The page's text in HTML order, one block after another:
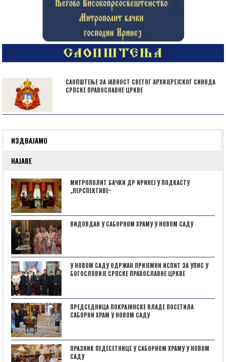
САОПШТЕЊЕ ЗА ЈАВНОСТ СВЕТОГ АРХИЈЕРЕЈСКОГ СИНОДА
СРПСКЕ ПРАВОСЛАВНЕ ЦРКВЕ
ИЗДВАЈАМО
НАЈАВЕ
МИТРОПОЛИТ БАЧКИ ДР ИРИНЕЈ У ПОДКАСТУ
„ПЕРСПЕКТИВЕˮ
ВИДОВДАН У САБОРНОМ ХРАМУ У НОВОМ САДУ
У НОВОМ САДУ ОДРЖАН ПРИЈЕМНИ ИСПИТ ЗА УПИС У
БОГОСЛОВИЈЕ СРПСКЕ ПРАВОСЛАВНЕ ЦРКВЕ
ПРЕДСЕДНИЦА ПОКРАЈИНСКЕ ВЛАДЕ ПОСЕТИЛА
САБОРНИ ХРАМ У НОВОМ САДУ
ПРАЗНИК ПЕДЕСЕТНИЦЕ У САБОРНОМ ХРАМУ У НОВОМ
САДУ